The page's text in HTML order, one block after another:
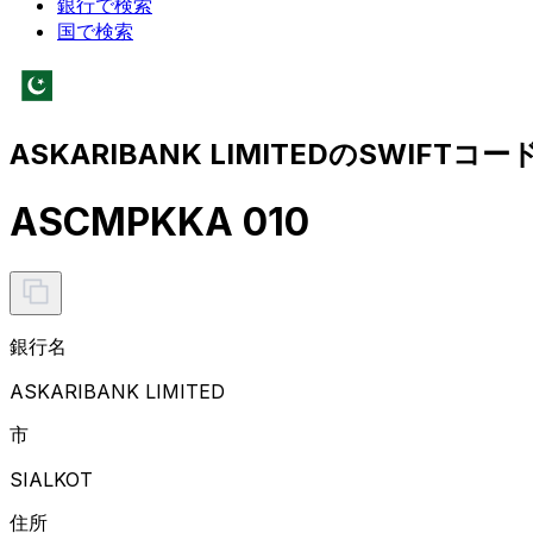
国で検索
ASKARIBANK LIMITEDのSWIFTコー
ASCMPKKA 010
銀行名
ASKARIBANK LIMITED
市
SIALKOT
住所